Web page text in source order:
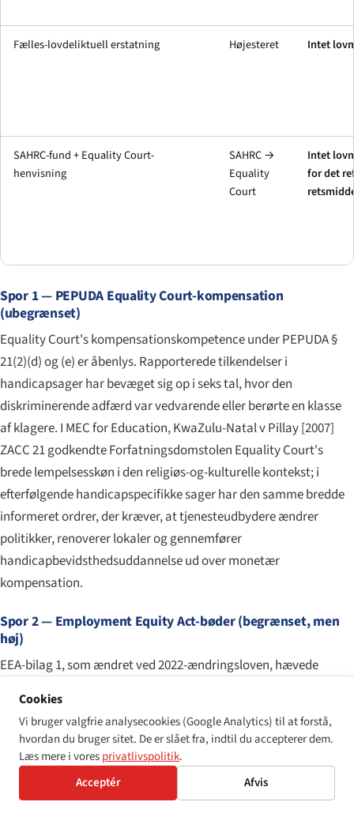
Fælles-lovdeliktuell erstatning Højesteret Intet
SAHRC-fund + Equality Court-
henvisning
SAHRC →
Equality
Court
Intet
for det
Spor 1 — PEPUDA Equality Court-kompensation
(ubegrænset)
Equality Court's kompensationskompetence under PEPUDA §
21(2)(d) og (e) er åbenlys. Rapporterede tilkendelser i
handicapsager har bevæget sig op i seks tal, hvor den
diskriminerende adfærd var vedvarende eller berørte en klasse
af klagere. I MEC for Education, KwaZulu-Natal v Pillay[2007]
ZACC 21 godkendte Forfatningsdomstolen Equality Court's
brede lempelsesskøn i den religiøs-og-kulturelle kontekst; i
efterfølgende handicapspecifikke sager har den samme bredde
informeret ordrer, der kræver, at tjenesteudbydere ændrer
politikker, renoverer lokaler og gennemfører
handicapbevidst­hedsuddannelse ud over monetær
kompensation.
Spor 2 — Employment Equity Act-bøder (begrænset, men
høj)
EEA-bilag 1, som ændret ved 2022-ændrings­loven, hævede
indberetnings-, planlægnings- eller positiv
særbehandlings­bestemmelser af en udpeget arbejdsgiver er
eksponeret for en bøde i intervallet R1,5 millioner til R2,7
millioner, eller 2 % af arbejdsgiverens årlige omsætning,
afhængigt af hvad der er størst. En gentagen overtrædelse
Cookies
Vi bruger valgfrie analysecookies (Google Analytics) til at forstå,
hvordan du bruger sitet. De er slået fra, indtil du accepterer dem.
Læs mere i voresprivatlivspolitik.
Acceptér
Afvis